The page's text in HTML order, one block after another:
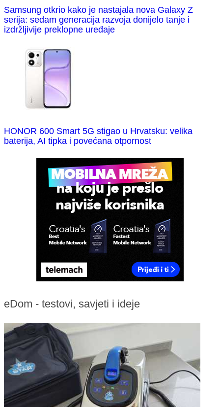
Samsung otkrio kako je nastajala nova Galaxy Z
serija: sedam generacija razvoja donijelo tanje i
izdržljivije preklopne uređaje
HONOR 600 Smart 5G stigao u Hrvatsku: velika
baterija, AI tipka i povećana otpornost
eDom - testovi, savjeti i ideje